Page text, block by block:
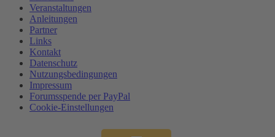
Veranstaltungen
Anleitungen
Partner
Links
Kontakt
Datenschutz
Nutzungsbedingungen
Impressum
Forumsspende per PayPal
Cookie-Einstellungen